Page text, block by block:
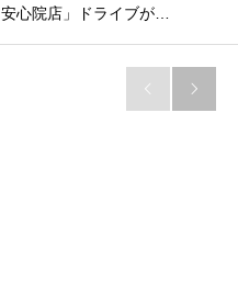
安心院店」ドライブが…
 